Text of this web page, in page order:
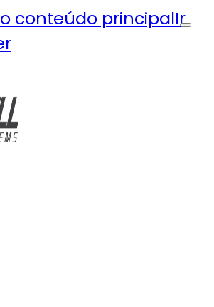
conteúdo principalIr